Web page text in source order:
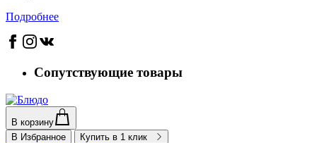
Подробнее
Сопутствующие товары
В корзину
В Избранное
Купить в 1 клик